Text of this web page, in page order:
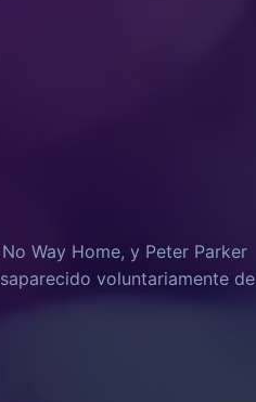
Way Home, y Peter Parker
voluntariamente de